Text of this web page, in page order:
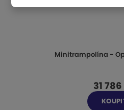
Minitrampolína -
31